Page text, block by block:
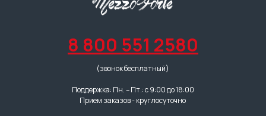
8 800 551 2580
(звонок бесплатный)
Поддержка: Пн. – Пт.: с 9:00 до 18:00
Прием заказов - круглосуточно